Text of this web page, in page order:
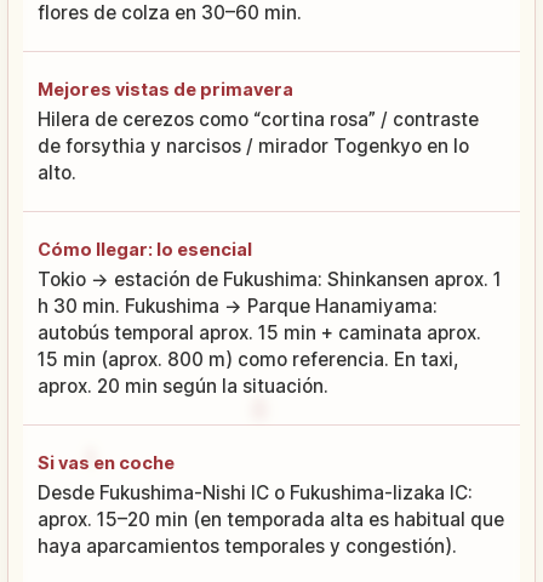
flores de colza en 30–60 min.
Mejores vistas de primavera
Hilera de cerezos como “cortina rosa” / contraste
de forsythia y narcisos / mirador Togenkyo en lo
alto.
Cómo llegar: lo esencial
Tokio → estación de Fukushima: Shinkansen aprox. 1
h 30 min. Fukushima → Parque Hanamiyama:
autobús temporal aprox. 15 min + caminata aprox.
15 min (aprox. 800 m) como referencia. En taxi,
aprox. 20 min según la situación.
Si vas en coche
Desde Fukushima-Nishi IC o Fukushima-Iizaka IC:
aprox. 15–20 min (en temporada alta es habitual que
haya aparcamientos temporales y congestión).